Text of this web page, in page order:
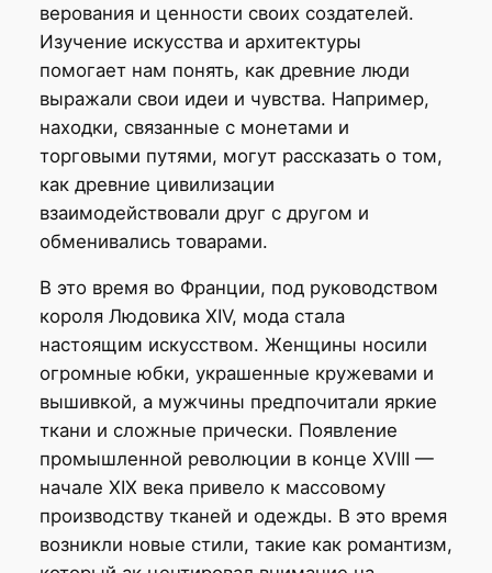
верования и ценности своих создателей.
Изучение искусства и архитектуры
помогает нам понять, как древние люди
выражали свои идеи и чувства. Например,
находки, связанные с монетами и
торговыми путями, могут рассказать о том,
как древние цивилизации
взаимодействовали друг с другом и
обменивались товарами.
В это время во Франции, под руководством
короля Людовика XIV, мода стала
настоящим искусством. Женщины носили
огромные юбки, украшенные кружевами и
вышивкой, а мужчины предпочитали яркие
ткани и сложные прически. Появление
промышленной революции в конце XVIII —
начале XIX века привело к массовому
производству тканей и одежды. В это время
возникли новые стили, такие как романтизм,